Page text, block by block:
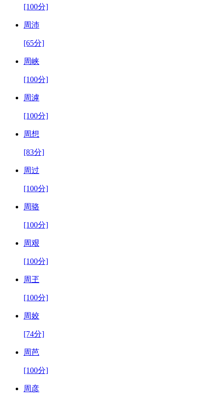
[100分]
周沛
[65分]
周峡
[100分]
周滹
[100分]
周想
[83分]
周过
[100分]
周骆
[100分]
周艰
[100分]
周玊
[100分]
周姣
[74分]
周芭
[100分]
周彦